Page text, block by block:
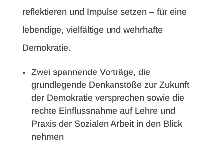
reflektieren und Impulse setzen – für eine
lebendige, vielfältige und wehrhafte
Demokratie.
Zwei spannende Vorträge, die
grundlegende Denkanstöße zur Zukunft
der Demokratie versprechen sowie die
rechte Einflussnahme auf Lehre und
Praxis der Sozialen Arbeit in den Blick
nehmen